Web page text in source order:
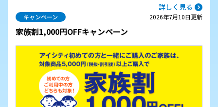
詳しく見る
キャンペーン 2026年7月10日更新
家族割1,000円OFFキャンペーン